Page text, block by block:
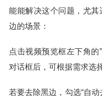
能能解决这个问题，尤
边的场景：
点击视频预览框左下角的
对话框后，可根据需求选
若要去除黑边，勾选“自